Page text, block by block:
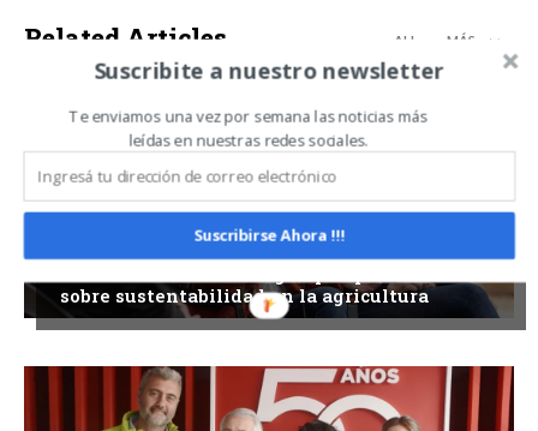
Related Articles ALL MÁS
AGROACTIVA 2023
sobre sustentabilidad en la agricultura
Suscribite a nuestro newsletter
Te enviamos una vez por semana las noticias más
leídas en nuestras redes sociales.
Suscribirse Ahora !!!